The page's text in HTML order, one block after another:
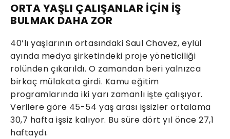
ORTA YAŞLI ÇALIŞANLAR İÇİN İŞ
BULMAK DAHA ZOR
40’lı yaşlarının ortasındaki Saul Chavez, eylül
ayında medya şirketindeki proje yöneticiliği
rolünden çıkarıldı. O zamandan beri yalnızca
birkaç mülakata girdi. Kamu eğitim
programlarında iki yarı zamanlı işte çalışıyor.
Verilere göre 45-54 yaş arası işsizler ortalama
30,7 hafta işsiz kalıyor. Bu süre dört yıl önce 27,1
haftaydı.